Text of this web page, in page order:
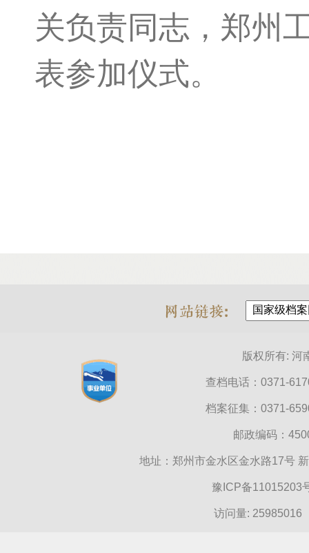
关负责同志，郑州
表参加仪式。
版权所有: 河
查档电话：0371-
档案征集：0371-
邮政编码：
地址：郑州市金水区金水路17号
豫ICP备11015203
访问量: 25985016